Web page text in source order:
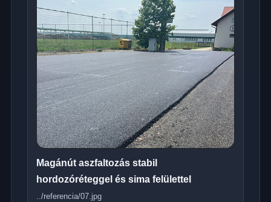
Magánút aszfaltozás stabil
hordozóréteggel és sima felülettel
../referencia/07.jpg